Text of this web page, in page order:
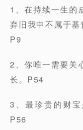
1、在持续一生的
弃旧我中不属于基
P9
2、你唯一需要关
长。P54
3、最珍贵的财宝
P56